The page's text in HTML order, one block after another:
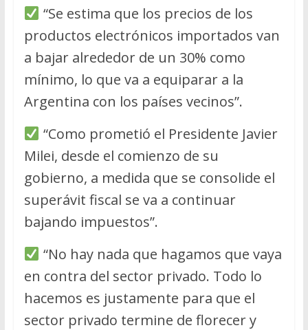
“Se estima que los precios de los
productos electrónicos importados van
a bajar alrededor de un 30% como
mínimo, lo que va a equiparar a la
Argentina con los países vecinos”.
“Como prometió el Presidente Javier
Milei, desde el comienzo de su
gobierno, a medida que se consolide el
superávit fiscal se va a continuar
bajando impuestos”.
“No hay nada que hagamos que vaya
en contra del sector privado. Todo lo
hacemos es justamente para que el
sector privado termine de florecer y